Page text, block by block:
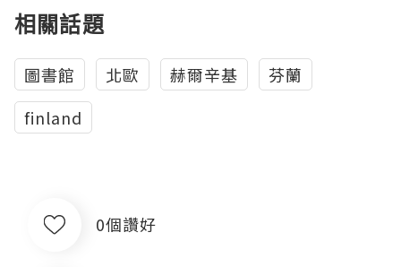
相關話題
圖書館 北歐 赫爾辛基
芬蘭
finland
0個讚好